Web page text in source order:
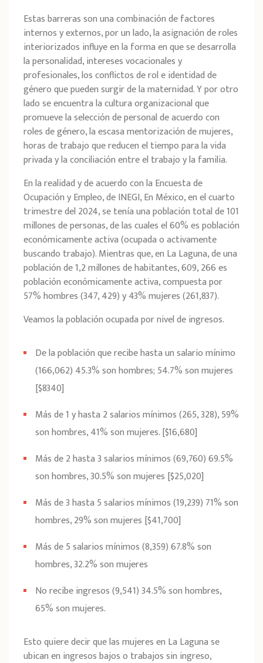
Estas barreras son una combinación de factores
internos y externos, por un lado, la asignación de roles
interiorizados influye en la forma en que se desarrolla
la personalidad, intereses vocacionales y
profesionales, los conflictos de rol e identidad de
género que pueden surgir de la maternidad. Y por otro
lado se encuentra la cultura organizacional que
promueve la selección de personal de acuerdo con
roles de género, la escasa mentorización de mujeres,
horas de trabajo que reducen el tiempo para la vida
privada y la conciliación entre el trabajo y la familia.
En la realidad y de acuerdo con la Encuesta de
Ocupación y Empleo, de INEGI, En México, en el cuarto
trimestre del 2024, se tenía una población total de 101
millones de personas, de las cuales el 60% es población
económicamente activa (ocupada o activamente
buscando trabajo). Mientras que, en La Laguna, de una
población de 1,2 millones de habitantes, 609, 266 es
población económicamente activa, compuesta por
57% hombres (347, 429) y 43% mujeres (261,837).
Veamos la población ocupada por nivel de ingresos.
De la población que recibe hasta un salario mínimo
(166,062) 45.3% son hombres; 54.7% son mujeres
[$8340]
Más de 1 y hasta 2 salarios mínimos (265, 328), 59%
son hombres, 41% son mujeres. [$16,680]
Más de 2 hasta 3 salarios mínimos (69,760) 69.5%
son hombres, 30.5% son mujeres [$25,020]
Más de 3 hasta 5 salarios mínimos (19,239) 71% son
hombres, 29% son mujeres [$41,700]
Más de 5 salarios mínimos (8,359) 67.8% son
hombres, 32.2% son mujeres
No recibe ingresos (9,541) 34.5% son hombres,
65% son mujeres.
Esto quiere decir que las mujeres en La Laguna se
ubican en ingresos bajos o trabajos sin ingreso,